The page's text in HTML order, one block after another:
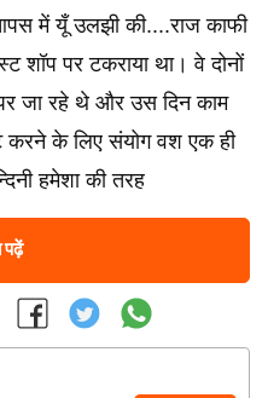
में यूँ उलझी की....राज काफी
शॉप पर टकराया था। वे दोनों
जा रहे थे और उस दिन काम
करने के लिए संयोग वश एक ही
हमेशा की तरह